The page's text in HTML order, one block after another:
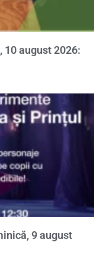
10 august 2026:
9 august